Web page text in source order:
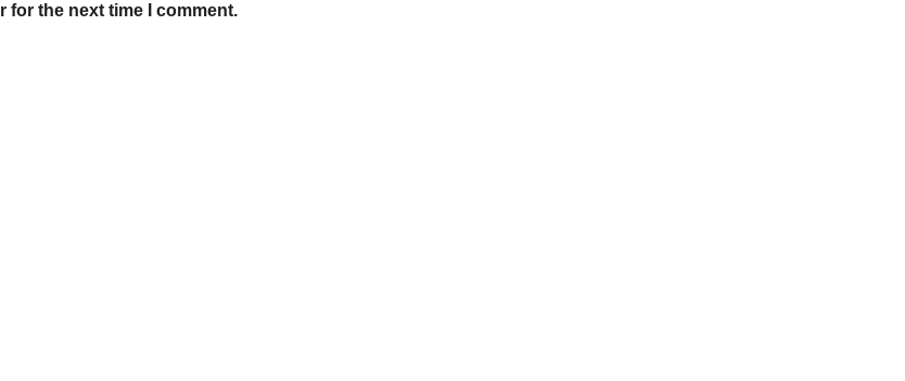
for the next time I comment.